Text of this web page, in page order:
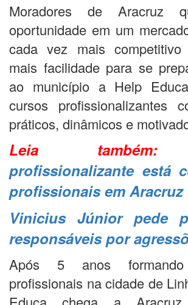
Moradores de Aracruz
oportunidade em um
cada vez mais
mais facilidade para se
ao município a Help
cursos profissionalizantes
práticos, dinâmicos e
Leia
profissionalizante está
profissionais em Aracruz
Vinicius Júnior pede
responsáveis por
Após 5 anos formando
profissionais na cidade de